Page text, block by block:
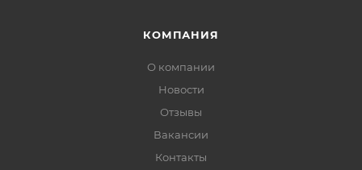
КОМПАНИЯ
О компании
Новости
Отзывы
Вакансии
Контакты